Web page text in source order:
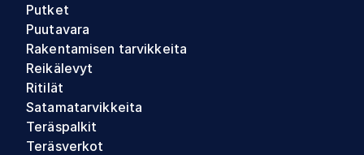
Putket
Puutavara
Rakentamisen tarvikkeita
Reikälevyt
Ritilät
Satamatarvikkeita
Teräspalkit
Teräsverkot